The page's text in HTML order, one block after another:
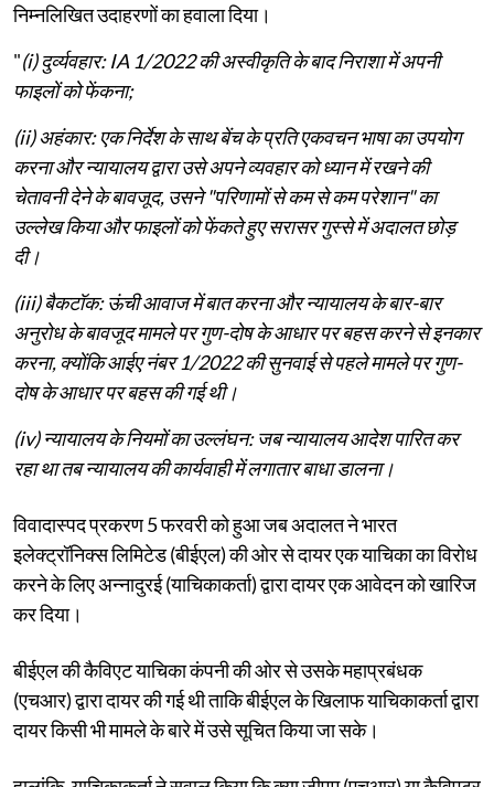
निम्नलिखित उदाहरणों का हवाला दिया।
"(i) दुर्व्यवहार: IA 1/2022 की अस्वीकृति के बाद निराशा में अपनी
फाइलों को फेंकना;
(ii) अहंकार: एक निर्देश के साथ बेंच के प्रति एकवचन भाषा का उपयोग
करना और न्यायालय द्वारा उसे अपने व्यवहार को ध्यान में रखने की
चेतावनी देने के बावजूद, उसने "परिणामों से कम से कम परेशान" का
उल्लेख किया और फाइलों को फेंकते हुए सरासर गुस्से में अदालत छोड़
दी।
(iii) बैकटॉक: ऊंची आवाज में बात करना और न्यायालय के बार-बार
अनुरोध के बावजूद मामले पर गुण-दोष के आधार पर बहस करने से इनकार
करना, क्योंकि आईए नंबर 1/2022 की सुनवाई से पहले मामले पर गुण-
दोष के आधार पर बहस की गई थी।
(iv) न्यायालय के नियमों का उल्लंघन: जब न्यायालय आदेश पारित कर
रहा था तब न्यायालय की कार्यवाही में लगातार बाधा डालना।
विवादास्पद प्रकरण 5 फरवरी को हुआ जब अदालत ने भारत
इलेक्ट्रॉनिक्स लिमिटेड (बीईएल) की ओर से दायर एक याचिका का विरोध
करने के लिए अन्नादुरई (याचिकाकर्ता) द्वारा दायर एक आवेदन को खारिज
कर दिया।
बीईएल की कैविएट याचिका कंपनी की ओर से उसके महाप्रबंधक
(एचआर) द्वारा दायर की गई थी ताकि बीईएल के खिलाफ याचिकाकर्ता द्वारा
दायर किसी भी मामले के बारे में उसे सूचित किया जा सके।